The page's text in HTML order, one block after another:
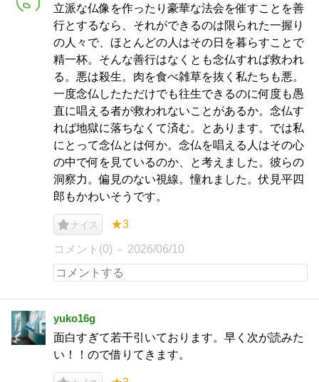
立派な仏像を作ったり豪華な法会を催すことを善
行とするなら、それができるのは限られた一握り
の人々で、ほとんどの人はその日を暮らすことで
精一杯。そんな善行はなくとも念仏すれば救われ
る。悪は殺生。肉を食べ雑草を抜く私たちも悪。
一度念仏したただけでも往生できるのに何度も愚
直に唱える者が救われないことがあるか。念仏す
れば地獄に落ちなくて済む。とあります。では私
にとって念仏とは何か。念仏を唱える人はその心
の中で何を見ているのか、と考えました。彼らの
洞察力。偏見のない視線。憧れました。伏見平四
郎もかわいそうです。
ナイス ★3
コメント(0) 2026/06/10
yuko16g
面白すぎて若干引いております。早く次が読みた
い！！ので借りてきます。